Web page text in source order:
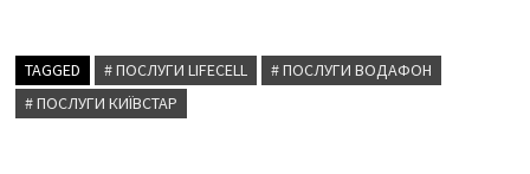
TAGGED # ПОСЛУГИ LIFECELL
# ПОСЛУГИ ВОДАФОН
# ПОСЛУГИ КИЇВСТАР